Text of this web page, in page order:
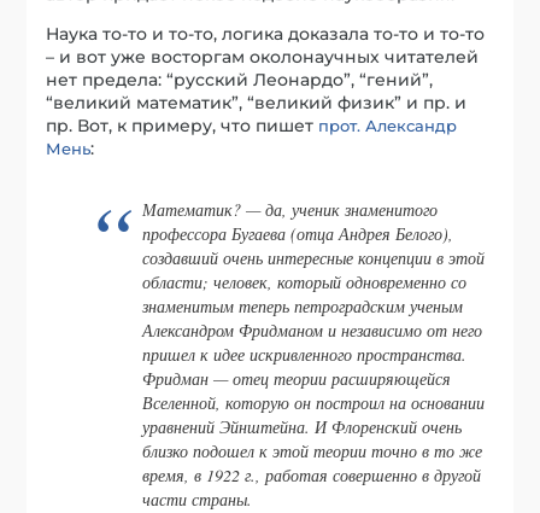
Наука то-то и то-то, логика доказала то-то и то-то
– и вот уже восторгам околонаучных читателей
нет предела: “русский Леонардо”, “гений”,
“великий математик”, “великий физик” и пр. и
пр. Вот, к примеру, что пишет прот. Александр
Мень:
Математик? — да, ученик знаменитого
профессора Бугаева (отца Андрея Белого),
создавший очень интересные концепции в этой
области; человек, который одновременно со
знаменитым теперь петроградским ученым
Александром Фридманом и независимо от него
пришел к идее искривленного пространства.
Фридман — отец теории расширяющейся
Вселенной, которую он построил на основании
уравнений Эйнштейна. И Флоренский очень
близко подошел к этой теории точно в то же
время, в 1922 г., работая совершенно в другой
части страны.